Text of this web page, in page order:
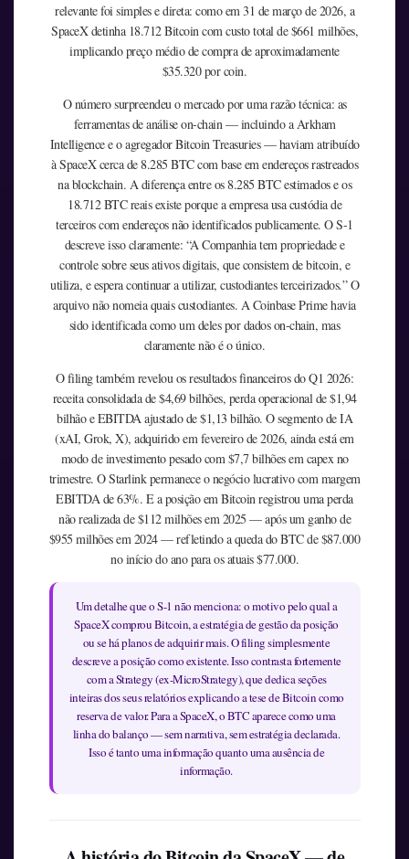
relevante foi simples e direta: como em 31 de março de 2026, a
SpaceX detinha 18.712 Bitcoin com custo total de $661 milhões,
implicando preço médio de compra de aproximadamente
$35.320 por coin.
O número surpreendeu o mercado por uma razão técnica: as
ferramentas de análise on-chain — incluindo a Arkham
Intelligence e o agregador Bitcoin Treasuries — haviam atribuído
à SpaceX cerca de 8.285 BTC com base em endereços rastreados
na blockchain. A diferença entre os 8.285 BTC estimados e os
18.712 BTC reais existe porque a empresa usa custódia de
terceiros com endereços não identificados publicamente. O S-1
descreve isso claramente: “A Companhia tem propriedade e
controle sobre seus ativos digitais, que consistem de bitcoin, e
utiliza, e espera continuar a utilizar, custodiantes terceirizados.” O
arquivo não nomeia quais custodiantes. A Coinbase Prime havia
sido identificada como um deles por dados on-chain, mas
claramente não é o único.
O filing também revelou os resultados financeiros do Q1 2026:
receita consolidada de $4,69 bilhões, perda operacional de $1,94
bilhão e EBITDA ajustado de $1,13 bilhão. O segmento de IA
(xAI, Grok, X), adquirido em fevereiro de 2026, ainda está em
modo de investimento pesado com $7,7 bilhões em capex no
trimestre. O Starlink permanece o negócio lucrativo com margem
EBITDA de 63%. E a posição em Bitcoin registrou uma perda
não realizada de $112 milhões em 2025 — após um ganho de
$955 milhões em 2024 — refletindo a queda do BTC de $87.000
no início do ano para os atuais $77.000.
Um detalhe que o S-1 não menciona: o motivo pelo qual a
SpaceX comprou Bitcoin, a estratégia de gestão da posição
ou se há planos de adquirir mais. O filing simplesmente
descreve a posição como existente. Isso contrasta fortemente
com a Strategy (ex-MicroStrategy), que dedica seções
inteiras dos seus relatórios explicando a tese de Bitcoin como
reserva de valor. Para a SpaceX, o BTC aparece como uma
linha do balanço — sem narrativa, sem estratégia declarada.
Isso é tanto uma informação quanto uma ausência de
informação.